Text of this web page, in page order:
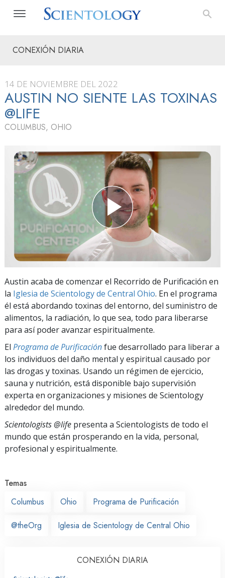
CONEXIÓN DIARIA
14 DE NOVIEMBRE DEL 2022
AUSTIN NO SIENTE LAS TOXINAS
@LIFE
COLUMBUS, OHIO
Austin acaba de comenzar el Recorrido de Purificación en
la Iglesia de Scientology de Central Ohio. En el programa
él está abordando toxinas del entorno, del suministro de
alimentos, la radiación, lo que sea, todo para liberarse
para así poder avanzar espiritualmente.
El Programa de Purificaciónfue desarrollado para liberar a
los individuos del daño mental y espiritual causado por
las drogas y toxinas. Usando un régimen de ejercicio,
sauna y nutrición, está disponible bajo supervisión
experta en organizaciones y misiones de Scientology
alrededor del mundo.
Scientologists @life presenta a Scientologists de todo el
mundo que están prosperando en la vida, personal,
profesional y espiritualmente.
Temas
Columbus
Ohio Programa de Purificación
@theOrg Iglesia de Scientology de Central Ohio
CONEXIÓN DIARIA